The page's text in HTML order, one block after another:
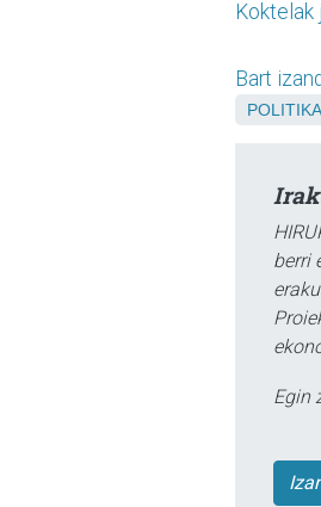
Koktelak
Bart
POLITIKA
berri
Egin